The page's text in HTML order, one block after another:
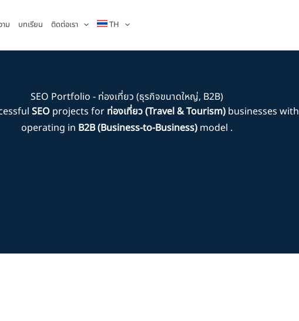
ม บทเรียน ติดต่อเรา TH
SEO Portfolio - ท่องเที่ยว (ธุรกิจขนาดใหญ่, B2B)
SEO projects for ท่องเที่ยว (Travel & Tourism) businesses with
operating in B2B (Business-to-Business) model .